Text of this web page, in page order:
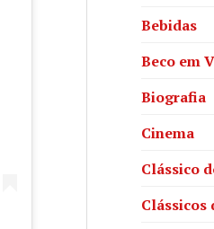
Bebidas
Beco em
Biografia
Cinema
Clássico
Clássicos